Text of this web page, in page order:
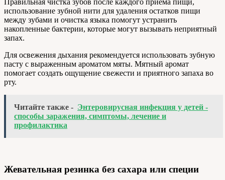
использование зубной нити для удаления остатков пищи
между зубами и очистка языка помогут устранить
накопленные бактерии, которые могут вызывать неприятный
запах.
Для освежения дыхания рекомендуется использовать зубную
пасту с выраженным ароматом мяты. Мятный аромат
помогает создать ощущение свежести и приятного запаха во
рту.
Читайте также - Энтеровирусная инфекция у детей -
способы заражения, симптомы, лечение и
профилактика
Жевательная резинка без сахара или специи